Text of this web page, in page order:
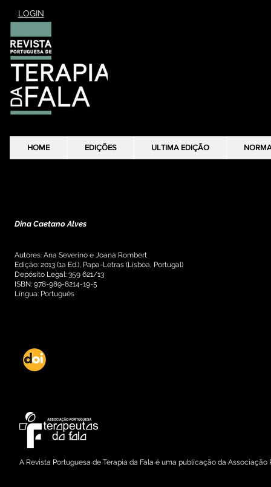
HOME EDIÇÕES ULTIMA EDIÇÃO
Dina Caetano Alves
Autores: Ana Severino e Joana Rombert
Edição: 2013 (1a Ed.), Papa-Letras (Lisboa, Portugal)
Depósito Legal: 359 621/13
ISBN: 978-989-8214-19-5
Língua: Português
LOGIN
HOME EDIÇÕES ULTIMA EDIÇÃO
A Revista Portuguesa de Terapia da Fala é uma publicação da